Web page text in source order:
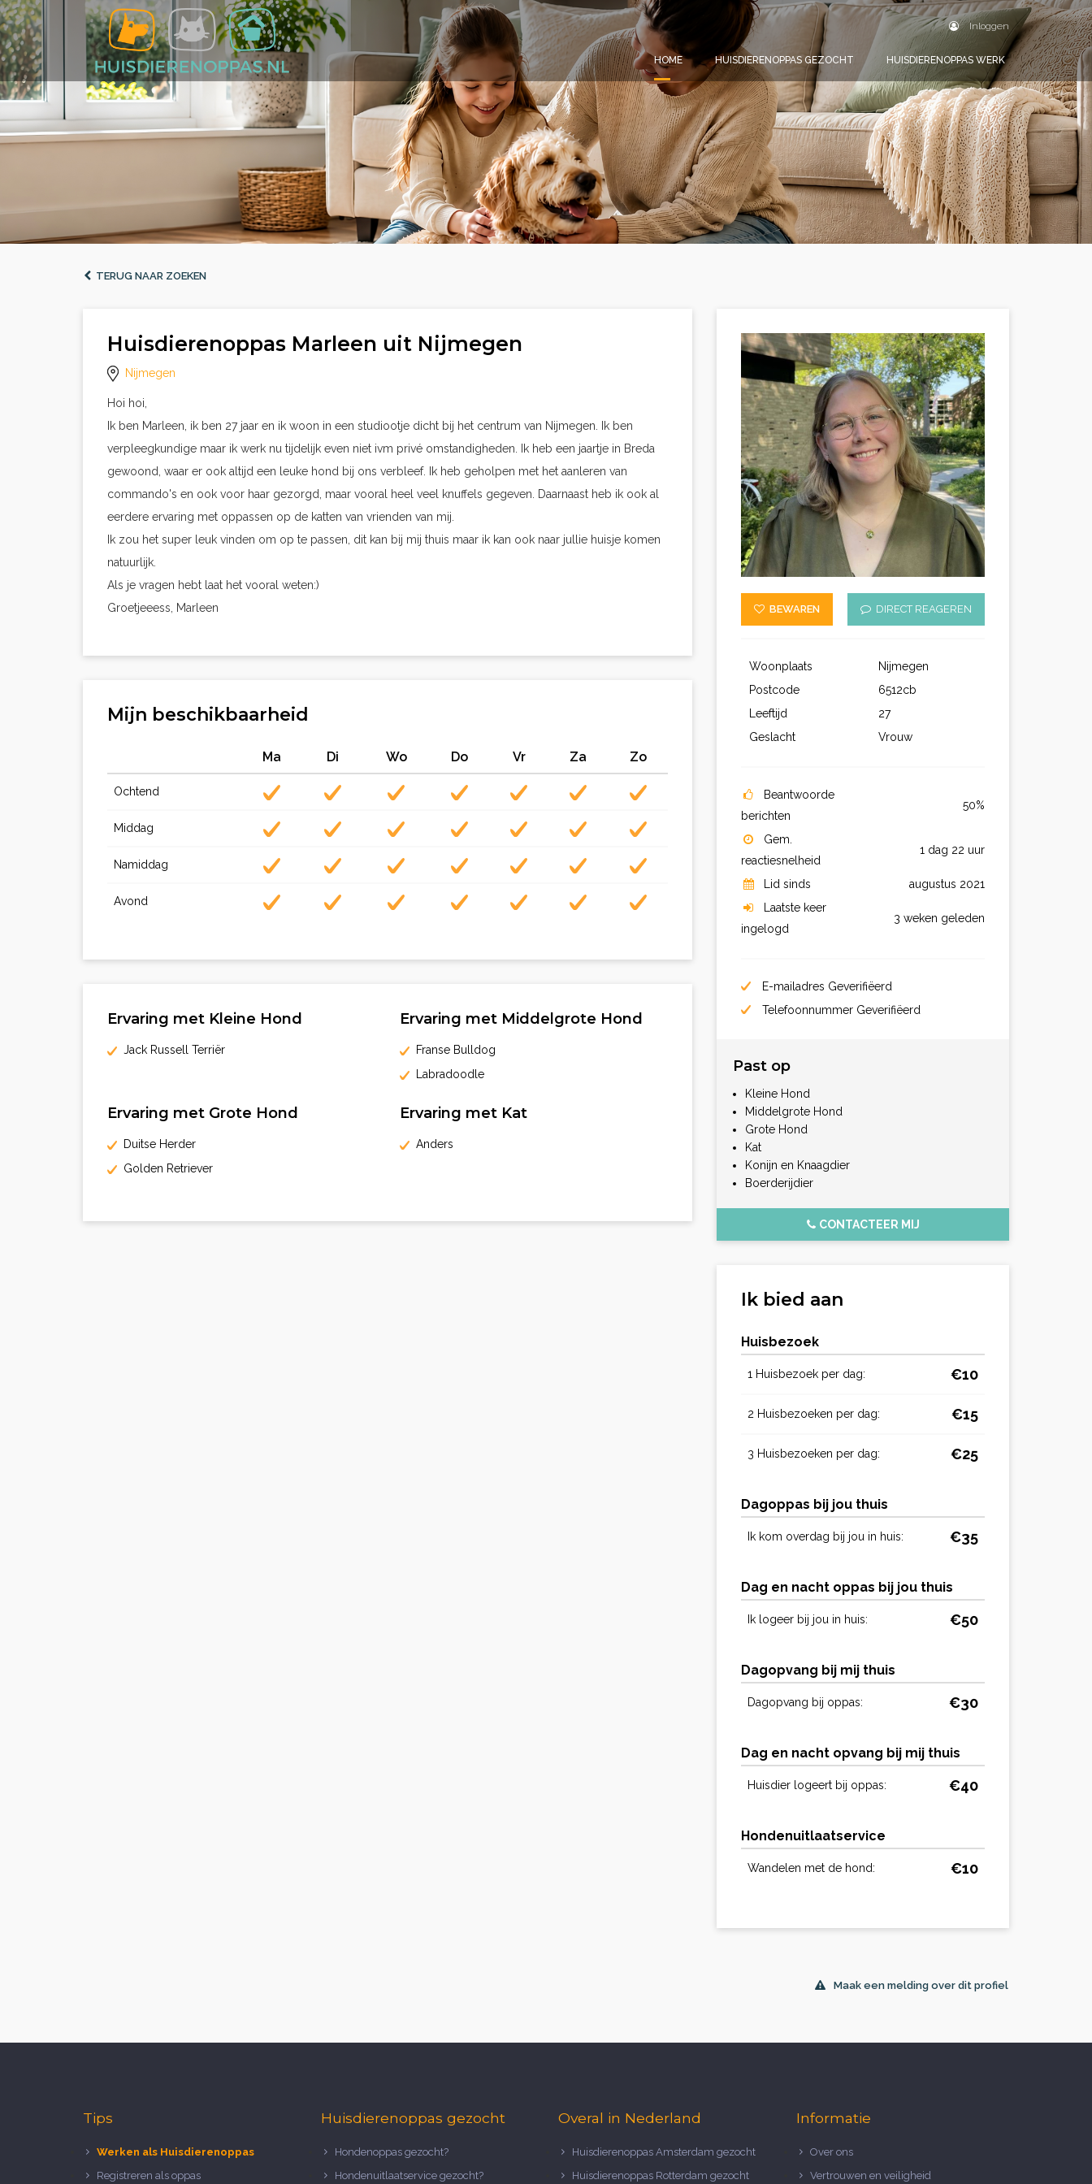
Inloggen
HOME HUISDIERENOPPAS GEZOCHT HUISDIERENOPPAS WERK
TERUG NAAR ZOEKEN
Huisdierenoppas Marleen uit Nijmegen
Nijmegen
Hoi hoi,
Ik ben Marleen, ik ben 27 jaar en ik woon in een studiootje dicht bij het centrum van Nijmegen. Ik ben
verpleegkundige maar ik werk nu tijdelijk even niet ivm privé omstandigheden. Ik heb een jaartje in Breda
gewoond, waar er ook altijd een leuke hond bij ons verbleef. Ik heb geholpen met het aanleren van
commando's en ook voor haar gezorgd, maar vooral heel veel knuffels gegeven. Daarnaast heb ik ook al
eerdere ervaring met oppassen op de katten van vrienden van mij.
Ik zou het super leuk vinden om op te passen, dit kan bij mij thuis maar ik kan ook naar jullie huisje komen
natuurlijk.
Als je vragen hebt laat het vooral weten:)
Groetjeeess, Marleen
Mijn beschikbaarheid
Ma Di Wo Do Vr Za Zo
Ochtend
Middag
Namiddag
Avond
Ervaring met Kleine Hond
Jack Russell Terriër
Ervaring met Middelgrote Hond
Franse Bulldog
Labradoodle
Ervaring met Grote Hond
Duitse Herder
Golden Retriever
Ervaring met Kat
Anders
BEWAREN DIRECT REAGEREN
Woonplaats
Nijmegen
Postcode
6512cb
Leeftijd
27
Geslacht
Vrouw
Beantwoorde
berichten
50%
Gem.
reactiesnelheid
1 dag 22 uur
Lid sinds
augustus 2021
Laatste keer
ingelogd
3 weken geleden
E-mailadres Geverifiëerd
Telefoonnummer Geverifiëerd
Past op
Kleine Hond
Middelgrote Hond
Grote Hond
Kat
Konijn en Knaagdier
Boerderijdier
CONTACTEER MIJ
Ik bied aan
Huisbezoek
1 Huisbezoek per dag: €10
2 Huisbezoeken per dag: €15
3 Huisbezoeken per dag: €25
Dagoppas bij jou thuis
Ik kom overdag bij jou in huis: €35
Dag en nacht oppas bij jou thuis
Ik logeer bij jou in huis: €50
Dagopvang bij mij thuis
Dagopvang bij oppas: €30
Dag en nacht opvang bij mij thuis
Huisdier logeert bij oppas: €40
Hondenuitlaatservice
Wandelen met de hond: €10
Maak een melding over dit profiel
Tips
Werken als Huisdierenoppas
Registreren als oppas
Huisdierenoppas gezocht
Hondenoppas gezocht?
Hondenuitlaatservice gezocht?
Overal in Nederland
Huisdierenoppas Amsterdam gezocht
Huisdierenoppas Rotterdam gezocht
Informatie
Over ons
Vertrouwen en veiligheid